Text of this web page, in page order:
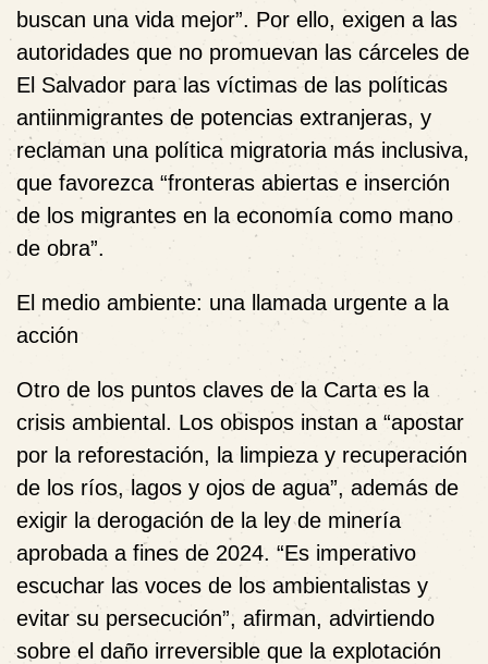
buscan una vida mejor”. Por ello, exigen a las
autoridades que no promuevan las cárceles de
El Salvador para las víctimas de las políticas
antiinmigrantes de potencias extranjeras, y
reclaman una política migratoria más inclusiva,
que favorezca “fronteras abiertas e inserción
de los migrantes en la economía como mano
de obra”.
El medio ambiente: una llamada urgente a la
acción
Otro de los puntos claves de la Carta es la
crisis ambiental. Los obispos instan a “apostar
por la reforestación, la limpieza y recuperación
de los ríos, lagos y ojos de agua”, además de
exigir la derogación de la ley de minería
aprobada a fines de 2024. “Es imperativo
escuchar las voces de los ambientalistas y
evitar su persecución”, afirman, advirtiendo
sobre el daño irreversible que la explotación